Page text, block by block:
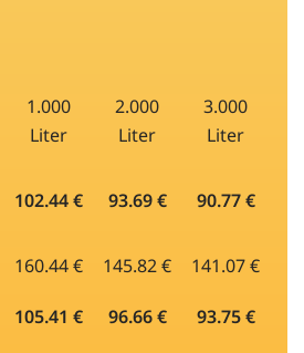
1.000
Liter
2.000
Liter
3.000
Liter
102.44 € 93.69 € 90.77 €
160.44 € 145.82 € 141.07 €
105.41 € 96.66 € 93.75 €